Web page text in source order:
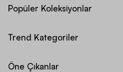
Popüler Koleksiyonlar
Trend Kategoriler
Öne Çıkanlar